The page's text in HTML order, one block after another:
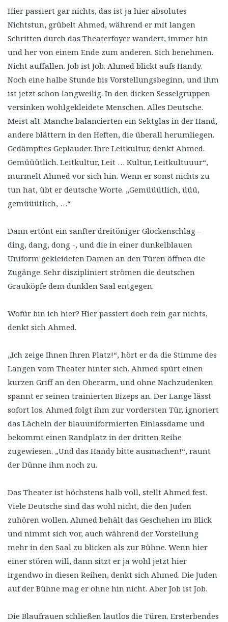
Hier passiert gar nichts, das ist ja hier absolutes
Nichtstun, grübelt Ahmed, während er mit langen
Schritten durch das Theaterfoyer wandert, immer hin
und her von einem Ende zum anderen. Sich benehmen.
Nicht auffallen. Job ist Job. Ahmed blickt aufs Handy.
Noch eine halbe Stunde bis Vorstellungsbeginn, und ihm
ist jetzt schon langweilig. In den dicken Sesselgruppen
versinken wohlgekleidete Menschen. Alles Deutsche.
Meist alt. Manche balancierten ein Sektglas in der Hand,
andere blättern in den Heften, die überall herumliegen.
Gedämpftes Geplauder. Ihre Leitkultur, denkt Ahmed.
Gemüüütlich. Leitkultur, Leit … Kultur, Leitkultuuur“,
murmelt Ahmed vor sich hin. Wenn er sonst nichts zu
tun hat, übt er deutsche Worte. „Gemüüütlich, üüü,
gemüüütlich, …“
Dann ertönt ein sanfter dreitöniger Glockenschlag –
ding, dang, dong -, und die in einer dunkelblauen
Uniform gekleideten Damen an den Türen öffnen die
Zugänge. Sehr diszipliniert strömen die deutschen
Grauköpfe dem dunklen Saal entgegen.
Wofür bin ich hier? Hier passiert doch rein gar nichts,
denkt sich Ahmed.
„Ich zeige Ihnen Ihren Platz!“, hört er da die Stimme des
Langen vom Theater hinter sich. Ahmed spürt einen
kurzen Griff an den Oberarm, und ohne Nachzudenken
spannt er seinen trainierten Bizeps an. Der Lange lässt
sofort los. Ahmed folgt ihm zur vordersten Tür, ignoriert
das Lächeln der blauuniformierten Einlassdame und
bekommt einen Randplatz in der dritten Reihe
zugewiesen. „Und das Handy bitte ausmachen!“, raunt
der Dünne ihm noch zu.
Das Theater ist höchstens halb voll, stellt Ahmed fest.
Viele Deutsche sind das wohl nicht, die den Juden
zuhören wollen. Ahmed behält das Geschehen im Blick
und nimmt sich vor, auch während der Vorstellung
mehr in den Saal zu blicken als zur Bühne. Wenn hier
einer stören will, dann sitzt er ja wohl jetzt hier
irgendwo in diesen Reihen, denkt sich Ahmed. Die Juden
auf der Bühne mag er ohne hin nicht. Aber Job ist Job.
Die Blaufrauen schließen lautlos die Türen. Ersterbendes